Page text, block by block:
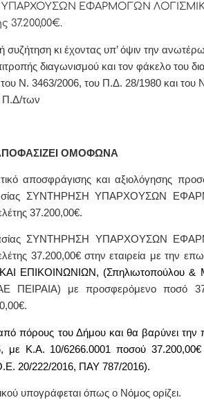
ΥΠΑΡΧΟΥΣΩΝ ΕΦΑΡΜΟΓΩΝ
συζήτηση κι έχοντας υπ’ όψιν την
διαγωνισμού και τον φάκελο του
Ν. 3463/2006, του Π.Δ. 28/1980 και του
Π.Δ/των
ΟΜΟΦΩΝΑ
αποσφράγισης και αξιολόγησης
ΣΥΝΤΗΡΗΣΗ ΥΠΑΡΧΟΥΣΩΝ
37.200,00€.
ΣΥΝΤΗΡΗΣΗ ΥΠΑΡΧΟΥΣΩΝ
37.200,00€ στην εταιρεία με την
(Σπηλιωτοπούλου &
ΠΕΙΡΑΙΑ) με προσφερόμενο ποσό
πόρους του Δήμου και θα βαρύνει την
με Κ.Α. 10/6266.0001 ποσού 37.200,00€
20/222/2016, ΠΑΥ 787/2016).
υπoγράφεται όπως o Νόμoς oρίζει.